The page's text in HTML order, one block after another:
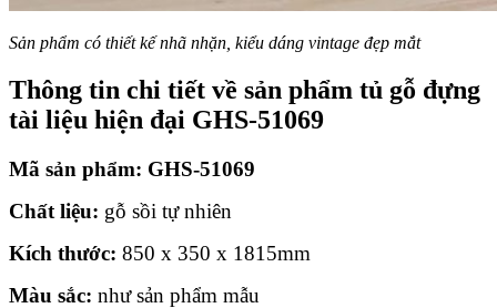
Sản phẩm có thiết kế nhã nhặn, kiểu dáng vintage đẹp mắt
Thông tin chi tiết về sản phẩm tủ gỗ đựng
tài liệu hiện đại GHS-51069
Mã sản phẩm: GHS-51069
Chất liệu: gỗ sồi tự nhiên
Kích thước: 850 x 350 x 1815mm
Màu sắc: như sản phẩm mẫu